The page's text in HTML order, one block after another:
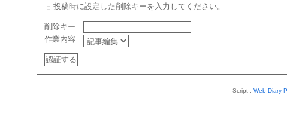
投稿時に設定した削除キーを入力してください。
削除キー
作業内容
Script : Web Diary